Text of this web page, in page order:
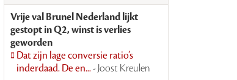
Vrije val Brunel Nederland lijkt
gestopt in Q2, winst is verlies
geworden
Dat zijn lage conversie ratio’s
inderdaad. De en...- Joost Kreulen